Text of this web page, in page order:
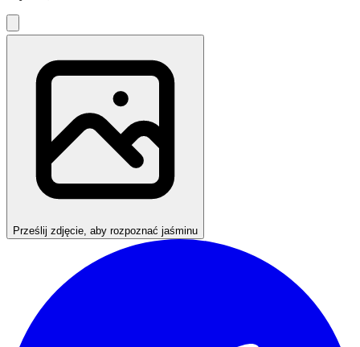
Prześlij zdjęcie, aby rozpoznać jaśminu